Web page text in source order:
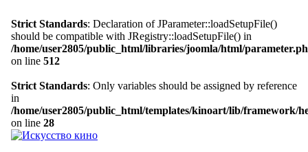
Strict Standards: Declaration of JParameter::loadSetupFile()
should be compatible with JRegistry::loadSetupFile() in
/home/user2805/public_html/libraries/joomla/html/
on line 512
Strict Standards: Only variables should be assigned by reference
in
/home/user2805/public_html/templates/kinoart/lib/framework/
on line 28